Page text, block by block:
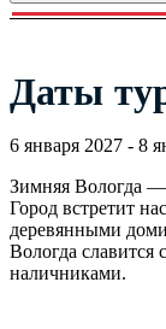
Даты
6 января 2027 - 8
Зимняя Вологда —
Город встретит
деревянными
Вологда
наличниками.